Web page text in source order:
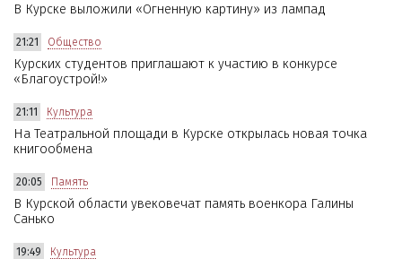
В Курске выложили «Огненную картину» из лампад
21:21 Общество
Курских студентов приглашают к участию в конкурсе
«Благоустрой!»
21:11 Культура
На Театральной площади в Курске открылась новая точка
книгообмена
20:05 Память
В Курской области увековечат память военкора Галины
Санько
19:49 Культура